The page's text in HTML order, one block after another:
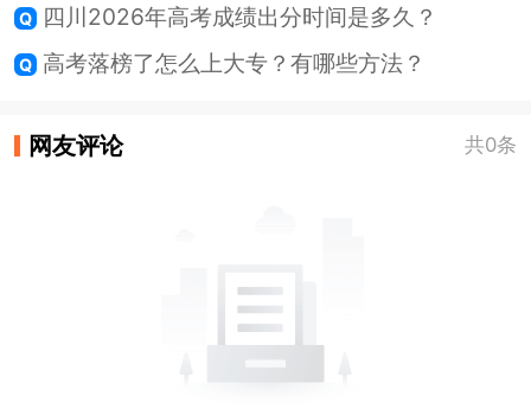
四川2026年高考成绩出分时间是多久？
高考落榜了怎么上大专？有哪些方法？
网友评论 共0条